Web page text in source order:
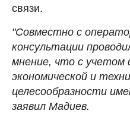
связи.
"Совместно с
консультации
мнение, что с учетом
экономической и
целесообразности
заявил Мадиев.